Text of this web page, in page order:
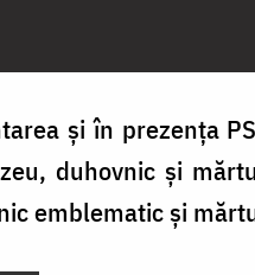
și în prezența
duhovnic și
emblematic și